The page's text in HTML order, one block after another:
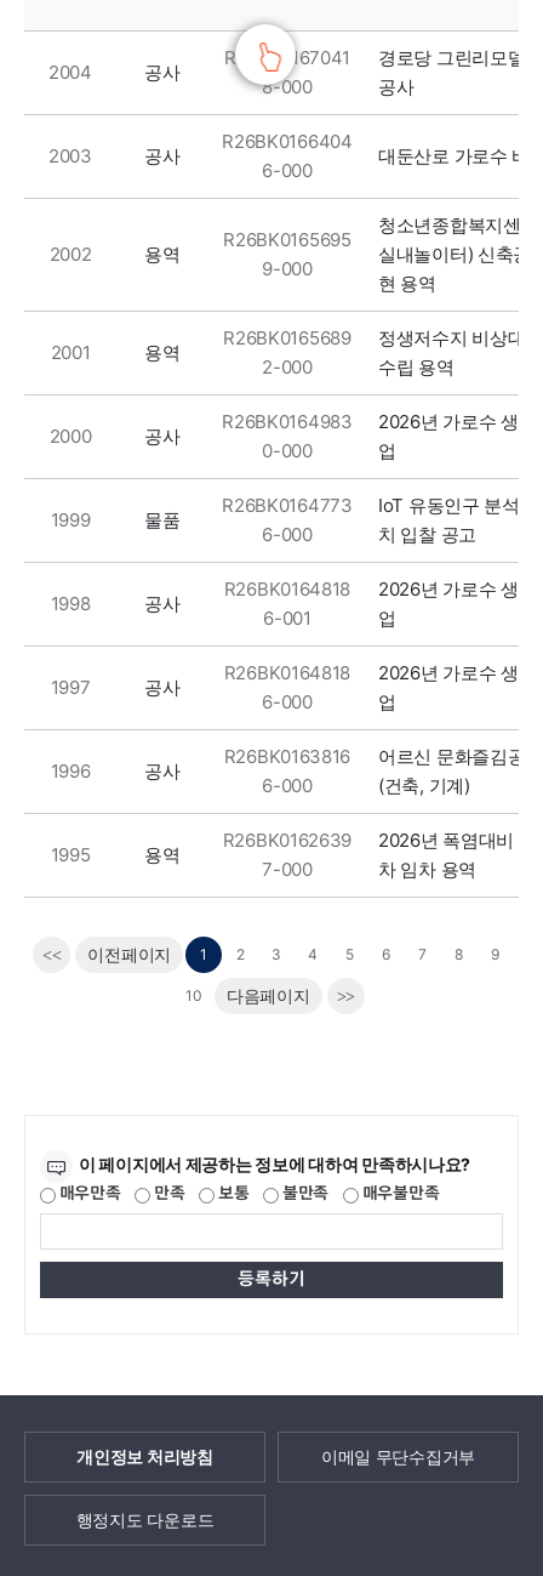
2004 공사
R26BK0167041
8-000
경로당 그린리모델
공사
2003 공사
R26BK0166404
6-000
대둔산로 가로수 바
2002 용역
R26BK0165695
9-000
청소년종합복지센
실내놀이터) 신축공
현 용역
2001 용역
R26BK0165689
2-000
정생저수지 비상대
수립 용역
2000 공사
R26BK0164983
0-000
2026년 가로수 생육
업
1999 물품
R26BK0164773
6-000
IoT 유동인구 분석
치 입찰 공고
1998 공사
R26BK0164818
6-001
2026년 가로수 생육
업
1997 공사
R26BK0164818
6-000
2026년 가로수 생육
업
1996 공사
R26BK0163816
6-000
어르신 문화즐김공
(건축, 기계)
1995 용역
R26BK0162639
7-000
2026년 폭염대비 주
차 임차 용역
<< 이전페이지 1 2 3 4 5 6 7 8 9
10 다음페이지 >>
이 페이지에서 제공하는 정보에 대하여 만족하시나요?
매우만족 만족 보통 불만족 매우불만족
개인정보 처리방침 이메일 무단수집거부
행정지도 다운로드